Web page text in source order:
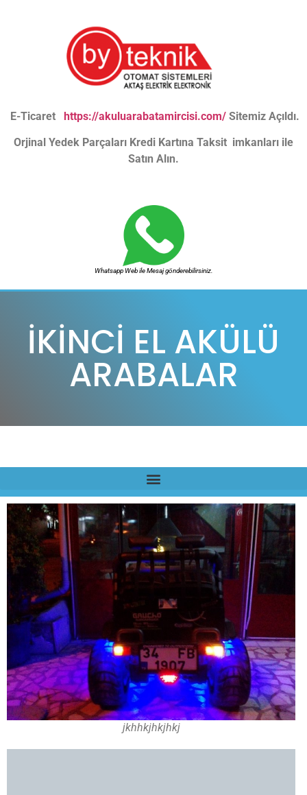
E-Ticaret https://akuluarabatamircisi.com/ Sitemiz Açıldı.
Orjinal Yedek Parçaları Kredi Kartına Taksit imkanları ile
Satın Alın.
Whatsapp Web ile Mesaj gönderebilirsiniz.
İKİNCİ EL AKÜLÜ
ARABALAR
jkhhkjhkjhkj